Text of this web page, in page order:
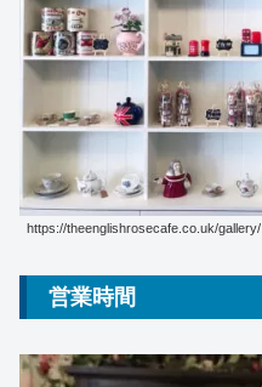
https://theenglishrosecafe.co.uk/gallery/
営業時間